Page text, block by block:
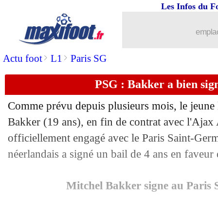
Actu foot> L1 > Paris SG
Les Infos du
PSG : Bakker a bien
Comme prévu depuis plusieurs mois, le
Bakker (19 ans), en fin de contrat avec l'Ajax
officiellement engagé avec le Paris Saint-
néerlandais a signé un bail de 4 ans en
Mitchel Bakker signe au Paris
PHOTO : Uber Eats, l'humour des
07/07 Man Utd: Matic s'interroge sur son
07/07 OM: Villas-Boas attend une
07/07 PSG : Nsoki pisté par la Lazio
07/07 Arsenal : le conseil lucide de